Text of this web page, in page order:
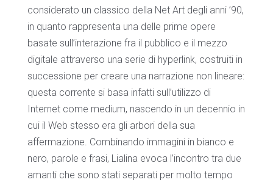
considerato un classico della Net Art degli anni ’90,
in quanto rappresenta una delle prime opere
basate sull’interazione fra il pubblico e il mezzo
digitale attraverso una serie di hyperlink, costruiti in
successione per creare una narrazione non lineare:
questa corrente si basa infatti sull’utilizzo di
Internet come medium, nascendo in un decennio in
cui il Web stesso era gli arbori della sua
affermazione. Combinando immagini in bianco e
nero, parole e frasi, Lialina evoca l’incontro tra due
amanti che sono stati separati per molto tempo